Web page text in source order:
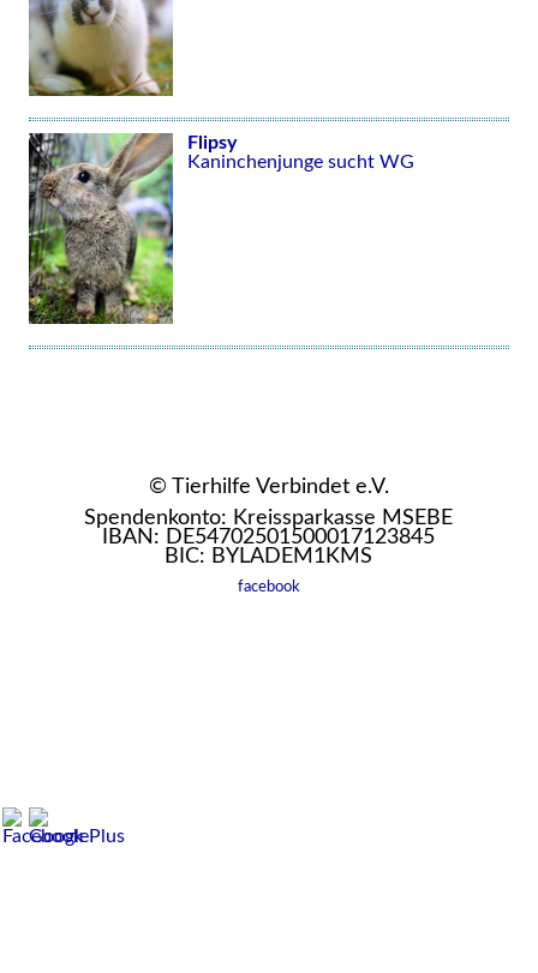
Flipsy
Kaninchenjunge sucht WG
© Tierhilfe Verbindet e.V.
Spendenkonto: Kreissparkasse MSEBE
IBAN: DE54702501500017123845
BIC: BYLADEM1KMS
facebook